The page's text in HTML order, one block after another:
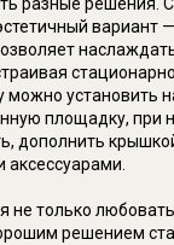
вариант
можно установить
площадку, при
дополнить
аксессуарами.
не только
решением